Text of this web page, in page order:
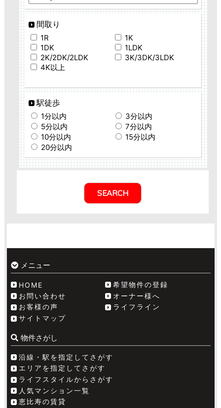
間取り
1R
1K
1DK
1LDK
2K/2DK/2LDK
3K/3DK/3LDK
4K以上
駅徒歩
1分以内
3分以内
5分以内
7分以内
10分以内
15分以内
20分以内
メニュー
HOME
希望物件の登録
お問い合わせ
オーナー様へ
お客様の声
ライフライン
サイトマップ
物件さがし
沿線・駅を指定してさがす
エリアを指定してさがす
ライフスタイルからさがす
人気マンション一覧
恵比寿の賃貸